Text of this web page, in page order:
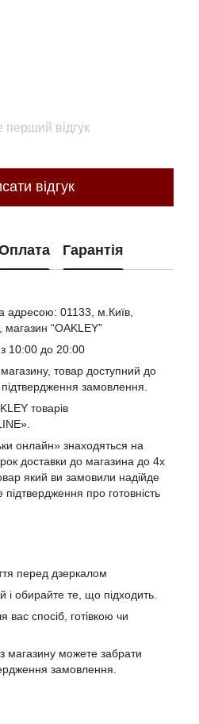
перший відгук
відгук
Гарантія
адресою: 01133, м.Київ,
магазин “OAKLEY”
10:00 до 20:00
товар доступний до
замовлення.
товарів
онлайн» знаходяться на
доставки до магазина до 4х
який ви замовили надійде
про готовність
перед дзеркалом
і обирайте те, що підходить.
вас спосіб, готівкою чи
магазину можете забрати
замовлення.